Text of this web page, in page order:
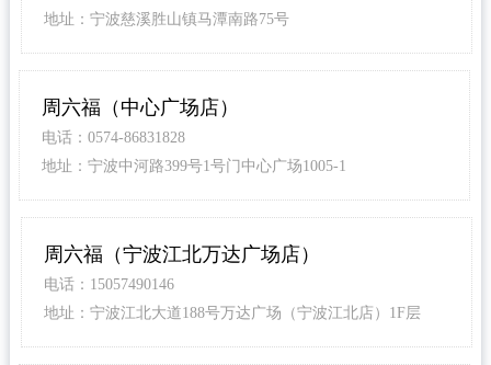
地址：宁波慈溪胜山镇马潭南路75号
周六福（中心广场店）
电话：0574-86831828
地址：宁波中河路399号1号门中心广场1005-1
周六福（宁波江北万达广场店）
电话：15057490146
地址：宁波江北大道188号万达广场（宁波江北店）1F层